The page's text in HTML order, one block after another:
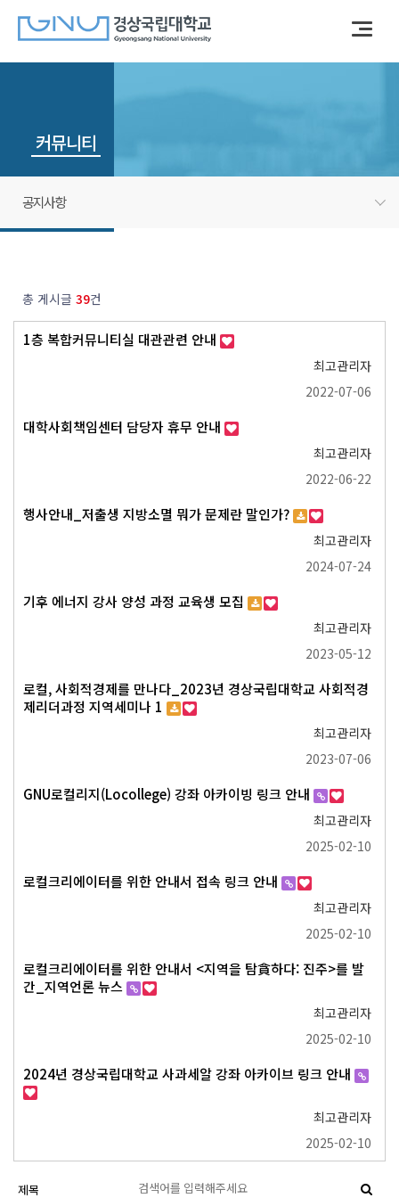
공지사항
커뮤니티
총 게시글 39건
1층 복합커뮤니티실 대관관련 안내
최고관리자
2022-07-06
대학사회책임센터 담당자 휴무 안내
최고관리자
2022-06-22
행사안내_저출생 지방소멸 뭐가 문제란 말인가?
최고관리자
2024-07-24
기후 에너지 강사 양성 과정 교육생 모집
최고관리자
2023-05-12
로컬, 사회적경제를 만나다_2023년 경상국립대학교 사회적경
제리더과정 지역세미나 1
최고관리자
2023-07-06
GNU로컬리지(Locollege) 강좌 아카이빙 링크 안내
최고관리자
2025-02-10
로컬크리에이터를 위한 안내서 접속 링크 안내
최고관리자
2025-02-10
로컬크리에이터를 위한 안내서 <지역을 탐貪하다: 진주>를 발
간_지역언론 뉴스
최고관리자
2025-02-10
2024년 경상국립대학교 사과세알 강좌 아카이브 링크 안내
최고관리자
2025-02-10